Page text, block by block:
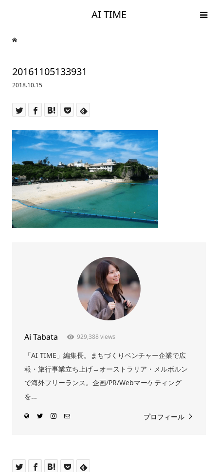
AI TIME
20161105133931
2018.10.15
Ai Tabata 929,388 views
「AI TIME」編集長。まちづくりベンチャー企業で広
報・旅行事業立ち上げ→オーストラリア・メルボルン
で海外フリーランス。企画/PR/Webマーケティング
を...
プロフィール